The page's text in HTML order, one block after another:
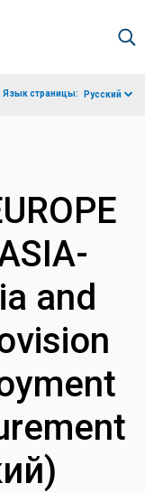
Язык страницы: Русский
and